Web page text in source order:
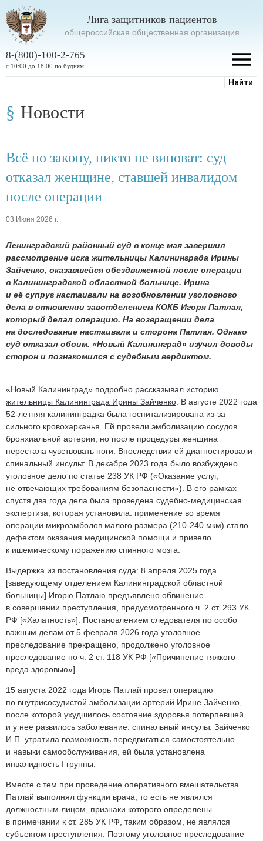
Лига защитников пациентов
oбщероссийская общественная организация
8-(800)-100-2-765
с 10:00 до 18:00 по будням
Новости
Всё по закону, никто не виноват: суд
отказал женщине, ставшей инвалидом
после операции
03 Июня 2026 г.
Ленинградский районный суд в конце мая завершил
рассмотрение иска жительницы Калининграда Ирины
Зайченко, оказавшейся обездвиженной после операции
в Калининградской областной больнице. Ирина
и её супруг настаивали на возобновлении уголовного
дела в отношении завотделением КОКБ Игоря Патлая,
который делал операцию. На возвращении дела
на доследование настаивала и сторона Патлая. Однако
суд отказал обоим. «Новый Калининград» изучил доводы
сторон и познакомился с судебным вердиктом.
«Новый Калининград» подробно рассказывал историю
жительницы Калининграда Ирины Зайченко . В августе 2022 года
52-летняя калининградка была госпитализирована из‑за
сильного кровохарканья. Ей провели эмболизацию сосудов
бронхиальной артерии, но после процедуры женщина
перестала чувствовать ноги. Впоследствии ей диагностировали
спинальный инсульт. В декабре 2023 года было возбуждено
уголовное дело по статье 238 УК РФ («Оказание услуг,
не отвечающих требованиям безопасности»). В его рамках
спустя два года дела была проведена судебно‑медицинская
экспертиза, которая установила: применение во время
операции микроэмболов малого размера (210-240 мкм) стало
дефектом оказания медицинской помощи и привело
к ишемическому поражению спинного мозга.
Выдержка из постановления суда: 8 апреля 2025 года
[заведующему отделением Калининградской областной
больницы] Игорю Патлаю предъявлено обвинение
в совершении преступления, предусмотренного ч. 2 ст. 293 УК
РФ [«Халатность»]. Постановлением следователя по особо
важным делам от 5 февраля 2026 года уголовное
преследование прекращено, продолжено уголовное
преследование по ч. 2 ст. 118 УК РФ [«Причинение тяжкого
вреда здоровью»].
15 августа 2022 года Игорь Патлай провел операцию
по внутрисосудистой эмболизации артерий Ирине Зайченко,
после которой ухудшилось состояние здоровья потерпевшей
и у нее развилось заболевание: спинальный инсульт. Зайченко
И.П. утратила возможность передвигаться самостоятельно
и навыки самообслуживания, ей была установлена
инвалидность I группы.
Вместе с тем при проведение оперативного вмешательства
Патлай выполнял функции врача, то есть не являлся
должностным лицом, признаки которого определены
в примечании к ст. 285 УК РФ, таким образом, не являлся
субъектом преступления. Поэтому уголовное преследование